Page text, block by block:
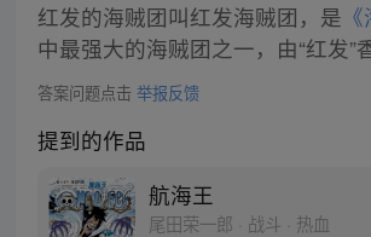
红发的海贼团叫红发海贼团，是
中最强大的海贼团之一，由“红发”
答案问题点击 举报反馈
提到的作品
航海王
尾田荣一郎 · 战斗 · 热血